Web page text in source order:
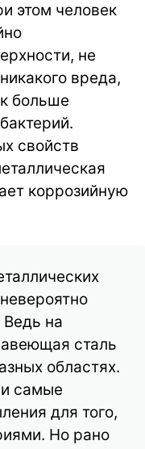
этом человек
не
вреда,
больше
свойств
коррозийную
на
сталь
областях.
самые
для того,
Но рано